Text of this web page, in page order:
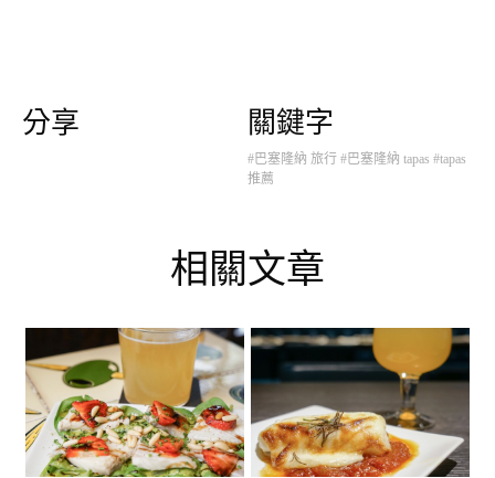
分享 關鍵字
#巴塞隆納 旅行 #巴塞隆納 tapas #tapas
推薦
相關文章